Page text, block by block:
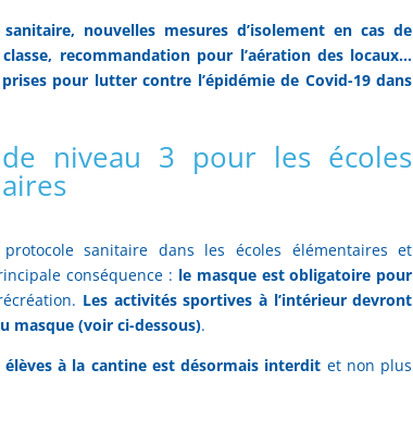
nouvelles mesures d’isolement en cas de
recommandation pour l’aération des locaux…
pour lutter contre l’épidémie de Covid-19 dans
niveau 3 pour les écoles
sanitaire dans les écoles élémentaires et
conséquence : le masque est obligatoire pour
Les activités sportives à l’intérieur devront
masque (voir ci-dessous).
élèves à la cantine est désormais interdit et non plus